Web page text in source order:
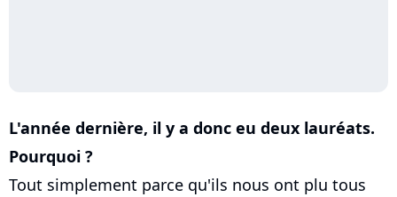
L'année dernière, il y a donc eu deux lauréats.
Pourquoi ?
Tout simplement parce qu'ils nous ont plu tous